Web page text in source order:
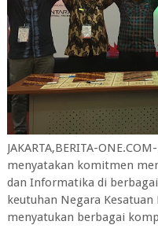
JAKARTA,BERITA-
menyatakan komitmen
dan Informatika di
keutuhan Negara Kesatuan
menyatukan berbagai